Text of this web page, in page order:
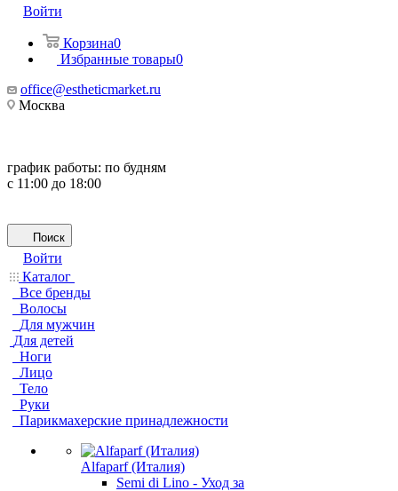
Войти
Корзина0
Избранные товары0
office@estheticmarket.ru
Москва
график работы: по будням
с 11:00 до 18:00
Поиск
Войти
Каталог
Все бренды
Волосы
Для мужчин
Для детей
Ноги
Лицо
Тело
Руки
Парикмахерские принадлежности
Alfaparf (Италия)
Semi di Lino - Уход за